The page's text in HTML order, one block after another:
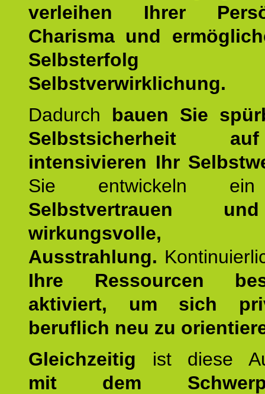
verleihen Ihrer
Charisma und
Selbstverwirklichung.
Dadurch bauen Sie
Selbstsicherheit
intensivieren Ihr
Sie entwickeln ein
Selbstvertrauen
wirkungsvolle,
Ausstrahlung.
Ihre Ressourcen
aktiviert, um sich
beruflich neu zu
Gleichzeitig ist diese
mit dem